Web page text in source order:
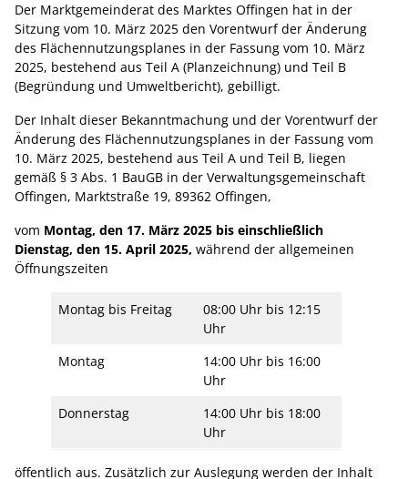
Der Marktgemeinderat des Marktes Offingen hat in der
Sitzung vom 10. März 2025 den Vorentwurf der Änderung
des Flächennutzungsplanes in der Fassung vom 10. März
2025, bestehend aus Teil A (Planzeichnung) und Teil B
(Begründung und Umweltbericht), gebilligt.
Der Inhalt dieser Bekanntmachung und der Vorentwurf der
Änderung des Flächennutzungsplanes in der Fassung vom
10. März 2025, bestehend aus Teil A und Teil B, liegen
gemäß § 3 Abs. 1 BauGB in der Verwaltungsgemeinschaft
Offingen, Marktstraße 19, 89362 Offingen,
vom Montag, den 17. März 2025 bis einschließlich
Dienstag, den 15. April 2025, während der allgemeinen
Öffnungszeiten
Montag bis Freitag
08:00 Uhr bis 12:15
Uhr
Montag
14:00 Uhr bis 16:00
Uhr
Donnerstag
14:00 Uhr bis 18:00
Uhr
öffentlich aus. Zusätzlich zur Auslegung werden der Inhalt